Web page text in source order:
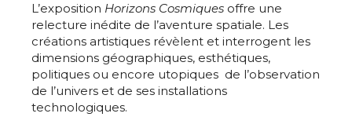
L’exposition Horizons Cosmiques offre une
relecture inédite de l’aventure spatiale. Les
créations artistiques révèlent et interrogent les
dimensions géographiques, esthétiques,
politiques ou encore utopiques de l’observation
de l’univers et de ses installations
technologiques.